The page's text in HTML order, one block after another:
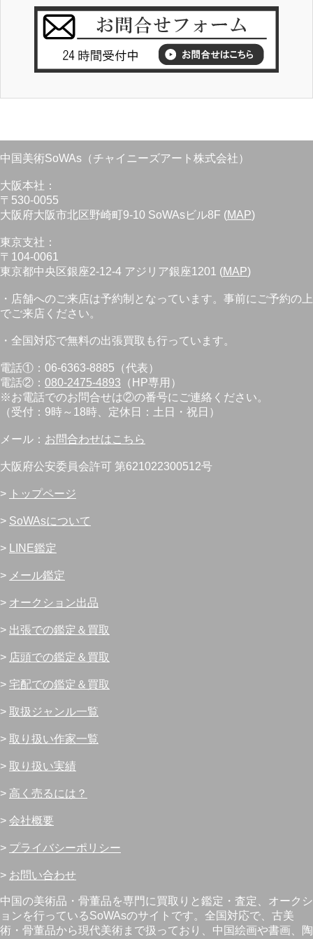
中国美術SoWAs（チャイニーズアート株式会社）
大阪本社：
〒530-0055
大阪府大阪市北区野崎町9-10 SoWAsビル8F (MAP)
東京支社：
〒104-0061
東京都中央区銀座2-12-4 アジリア銀座1201 (MAP)
・店舗へのご来店は予約制となっています。事前にご予約の上
でご来店ください。
・全国対応で無料の出張買取も行っています。
電話①：06-6363-8885（代表）
電話②： 080-2475-4893 （HP専用）
※お電話でのお問合せは②の番号にご連絡ください。
（受付：9時～18時、定休日：土日・祝日）
メール： お問合わせはこちら
大阪府公安委員会許可 第621022300512号
> トップページ
> SoWAsについて
> LINE鑑定
> メール鑑定
> オークション出品
> 出張での鑑定＆買取
> 店頭での鑑定＆買取
> 宅配での鑑定＆買取
> 取扱ジャンル一覧
> 取り扱い作家一覧
> 取り扱い実績
> 高く売るには？
> 会社概要
> プライバシーポリシー
> お問い合わせ
中国の美術品・骨董品を専門に買取りと鑑定・査定、オークシ
ョンを行っているSoWAsのサイトです。全国対応で、古美
術・骨董品から現代美術まで扱っており、中国絵画や書画、陶